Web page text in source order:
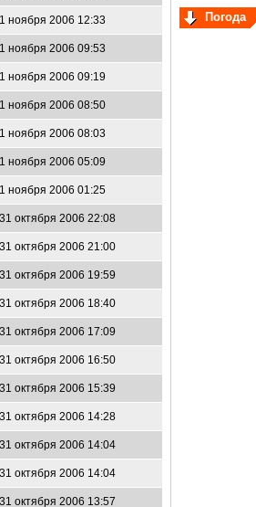
1 ноября 2006 12:33
1 ноября 2006 09:53
1 ноября 2006 09:19
1 ноября 2006 08:50
1 ноября 2006 08:03
1 ноября 2006 05:09
1 ноября 2006 01:25
31 октября 2006 22:08
31 октября 2006 21:00
31 октября 2006 19:59
31 октября 2006 18:40
31 октября 2006 17:09
31 октября 2006 16:50
31 октября 2006 15:39
31 октября 2006 14:28
31 октября 2006 14:04
31 октября 2006 14:04
31 октября 2006 13:57
Погода